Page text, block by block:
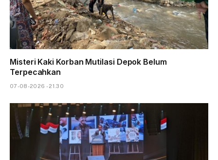
Misteri Kaki Korban Mutilasi Depok Belum
Terpecahkan
07-08-2026 - 21.30